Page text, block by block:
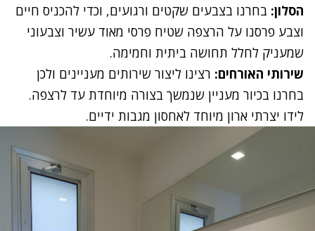
הסלון: בחרנו בצבעים שקטים ורגועים, וכדי להכניס חיים
וצבע פרסנו על הרצפה שטיח פרסי מאוד עשיר וצבעוני
שמעניק לחלל תחושה ביתית וחמימה.
שירותי האורחים: רצינו ליצור שירותים מעניינים ולכן
בחרנו בכיור מעניין שנמשך בצורה מיוחדת עד לרצפה.
לידו יצרתי ארון מיוחד לאחסון מגבות ידיים.